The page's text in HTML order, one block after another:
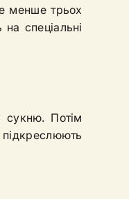
менше трьох
спеціальні
сукню. Потім